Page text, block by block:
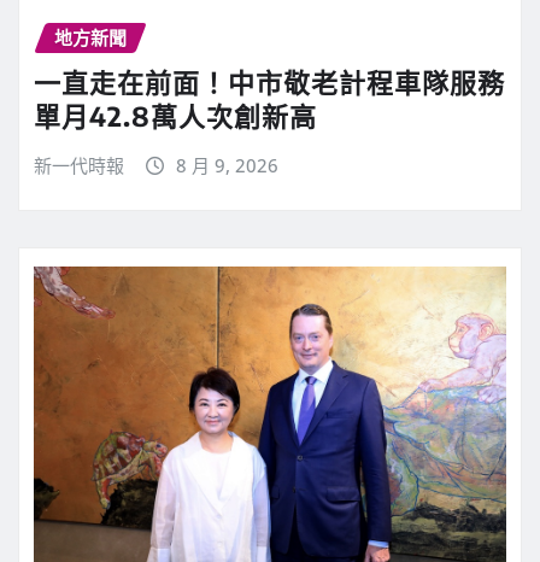
地方新聞
一直走在前面！中市敬老計程車隊服務
單月42.8萬人次創新高
新一代時報 8 月 9, 2026